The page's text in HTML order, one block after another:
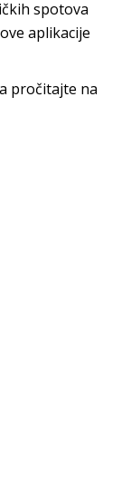
spotova
aplikacije
pročitajte na